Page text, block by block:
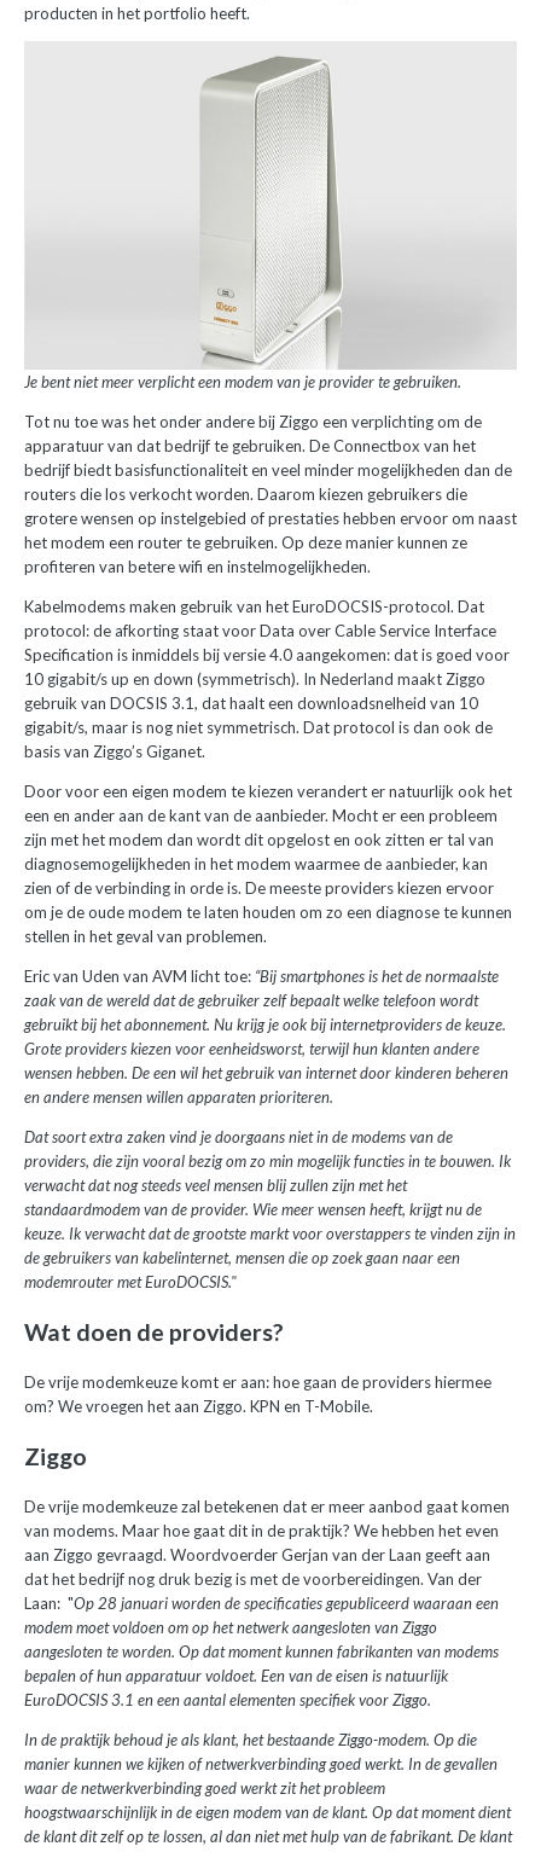
producten in het portfolio heeft.
Je bent niet meer verplicht een modem van je provider te gebruiken.
Tot nu toe was het onder andere bij Ziggo een verplichting om de
apparatuur van dat bedrijf te gebruiken. De Connectbox van het
bedrijf biedt basisfunctionaliteit en veel minder mogelijkheden dan de
routers die los verkocht worden. Daarom kiezen gebruikers die
grotere wensen op instelgebied of prestaties hebben ervoor om naast
het modem een router te gebruiken. Op deze manier kunnen ze
profiteren van betere wifi en instelmogelijkheden.
Kabelmodems maken gebruik van het EuroDOCSIS-protocol. Dat
protocol: de afkorting staat voor Data over Cable Service Interface
Specification is inmiddels bij versie 4.0 aangekomen: dat is goed voor
10 gigabit/s up en down (symmetrisch). In Nederland maakt Ziggo
gebruik van DOCSIS 3.1, dat haalt een downloadsnelheid van 10
gigabit/s, maar is nog niet symmetrisch. Dat protocol is dan ook de
basis van Ziggo’s Giganet.
Door voor een eigen modem te kiezen verandert er natuurlijk ook het
een en ander aan de kant van de aanbieder. Mocht er een probleem
zijn met het modem dan wordt dit opgelost en ook zitten er tal van
diagnosemogelijkheden in het modem waarmee de aanbieder, kan
zien of de verbinding in orde is. De meeste providers kiezen ervoor
om je de oude modem te laten houden om zo een diagnose te kunnen
stellen in het geval van problemen.
Eric van Uden van AVM licht toe: “Bij smartphones is het de normaalste
zaak van de wereld dat de gebruiker zelf bepaalt welke telefoon wordt
gebruikt bij het abonnement. Nu krijg je ook bij internetproviders de keuze.
Grote providers kiezen voor eenheidsworst, terwijl hun klanten andere
wensen hebben. De een wil het gebruik van internet door kinderen beheren
en andere mensen willen apparaten prioriteren.
Dat soort extra zaken vind je doorgaans niet in de modems van de
providers, die zijn vooral bezig om zo min mogelijk functies in te bouwen. Ik
verwacht dat nog steeds veel mensen blij zullen zijn met het
standaardmodem van de provider. Wie meer wensen heeft, krijgt nu de
keuze. Ik verwacht dat de grootste markt voor overstappers te vinden zijn in
de gebruikers van kabelinternet, mensen die op zoek gaan naar een
modemrouter met EuroDOCSIS."
Wat doen de providers?
De vrije modemkeuze komt er aan: hoe gaan de providers hiermee
om? We vroegen het aan Ziggo. KPN en T-Mobile.
Ziggo
De vrije modemkeuze zal betekenen dat er meer aanbod gaat komen
van modems. Maar hoe gaat dit in de praktijk? We hebben het even
aan Ziggo gevraagd. Woordvoerder Gerjan van der Laan geeft aan
dat het bedrijf nog druk bezig is met de voorbereidingen. Van der
Laan: "Op 28 januari worden de specificaties gepubliceerd waaraan een
modem moet voldoen om op het netwerk aangesloten van Ziggo
aangesloten te worden. Op dat moment kunnen fabrikanten van modems
bepalen of hun apparatuur voldoet. Een van de eisen is natuurlijk
EuroDOCSIS 3.1 en een aantal elementen specifiek voor Ziggo.
In de praktijk behoud je als klant, het bestaande Ziggo-modem. Op die
manier kunnen we kijken of netwerkverbinding goed werkt. In de gevallen
waar de netwerkverbinding goed werkt zit het probleem
hoogstwaarschijnlijk in de eigen modem van de klant. Op dat moment dient
de klant dit zelf op te lossen, al dan niet met hulp van de fabrikant. De klant